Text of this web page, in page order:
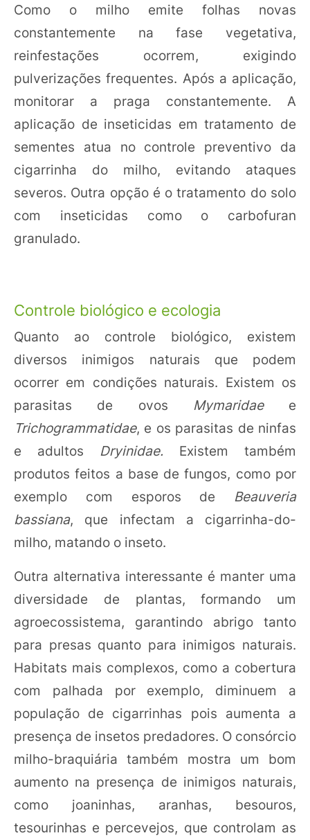
Como o milho emite folhas novas
constantemente na fase vegetativa,
reinfestações ocorrem, exigindo
pulverizações frequentes. Após a aplicação,
monitorar a praga constantemente. A
aplicação de inseticidas em tratamento de
sementes atua no controle preventivo da
cigarrinha do milho, evitando ataques
severos. Outra opção é o tratamento do solo
com inseticidas como o carbofuran
granulado.
Controle biológico e ecologia
Quanto ao controle biológico, existem
diversos inimigos naturais que podem
ocorrer em condições naturais. Existem os
parasitas de ovos Mymaridaee
Trichogrammatidae, e os parasitas de ninfas
e adultos Dryinidae. Existem também
produtos feitos a base de fungos, como por
exemplo com esporos de Beauveria
bassiana, que infectam a cigarrinha-do-
milho, matando o inseto.
Outra alternativa interessante é manter uma
diversidade de plantas, formando um
agroecossistema, garantindo abrigo tanto
para presas quanto para inimigos naturais.
Habitats mais complexos, como a cobertura
com palhada por exemplo, diminuem a
população de cigarrinhas pois aumenta a
presença de insetos predadores. O consórcio
milho-braquiária também mostra um bom
aumento na presença de inimigos naturais,
como joaninhas, aranhas, besouros,
tesourinhas e percevejos, que controlam as